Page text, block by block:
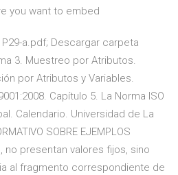
you want to embed
a.pdf; Descargar carpeta
3. Muestreo por Atributos.
por Atributos y Variables.
Capítulo 5. La Norma ISO
Calendario. Universidad de La
SOBRE EJEMPLOS
no presentan valores fijos, sino
al fragmento correspondiente de